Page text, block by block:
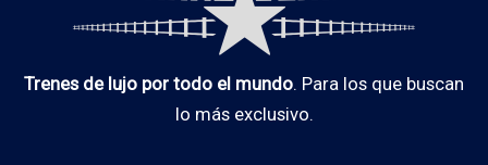
Trenes de lujo por todo el mundo. Para los que buscan
lo más exclusivo.